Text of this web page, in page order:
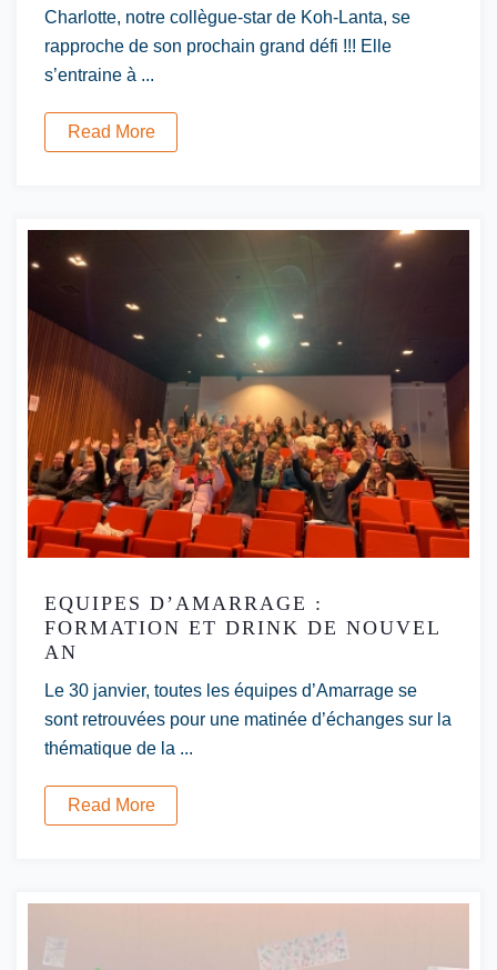
Charlotte, notre collègue-star de Koh-Lanta, se
rapproche de son prochain grand défi !!! Elle
s’entraine à ...
Read More
EQUIPES D’AMARRAGE :
FORMATION ET DRINK DE NOUVEL
AN
Le 30 janvier, toutes les équipes d’Amarrage se
sont retrouvées pour une matinée d’échanges sur la
thématique de la ...
Read More